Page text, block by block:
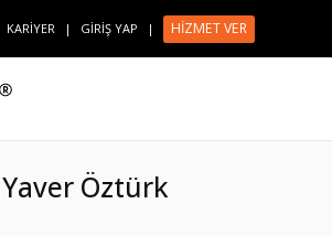
KARİYER | GİRİŞ YAP | HİZMET VER
Yaver Öztürk